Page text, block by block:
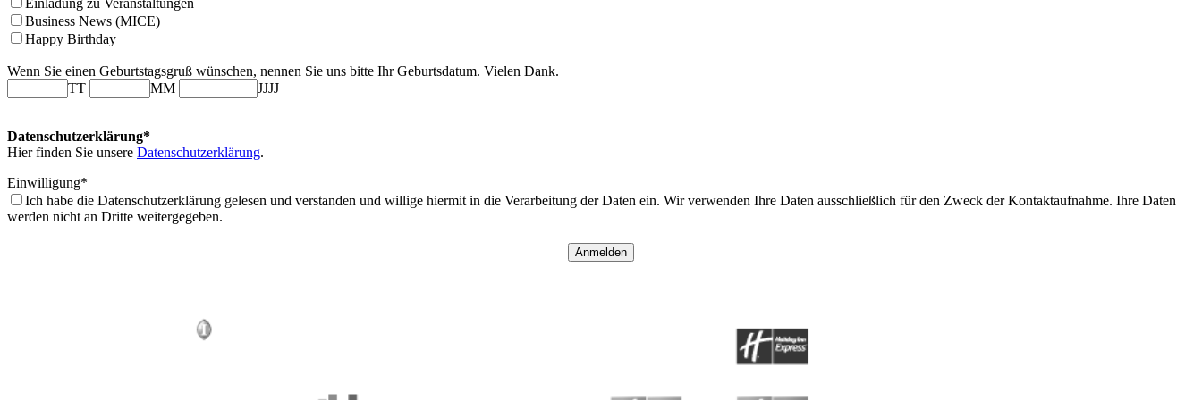
Business News (MICE)
Happy Birthday
Wenn Sie einen Geburtstagsgruß wünschen, nennen Sie uns bitte Ihr Geburtsdatum. Vielen Dank.
TT
MM JJJJ
Datenschutzerklärung*
Hier finden Sie unsere Datenschutzerklärung.
Einwilligung*
Ich habe die Datenschutzerklärung gelesen und verstanden und willige hiermit in die Verarbeitung der Daten ein. Wir verwenden Ihre Daten ausschließlich für den Zweck der Kontaktaufnahme. Ihre Daten
werden nicht an Dritte weitergegeben.
Anmelden